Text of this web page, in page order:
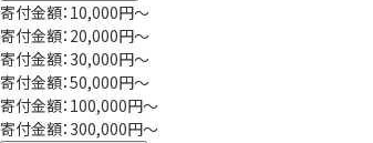
寄付金額：10,000円～
寄付金額：20,000円～
寄付金額：30,000円～
寄付金額：50,000円～
寄付金額：100,000円～
寄付金額：300,000円～